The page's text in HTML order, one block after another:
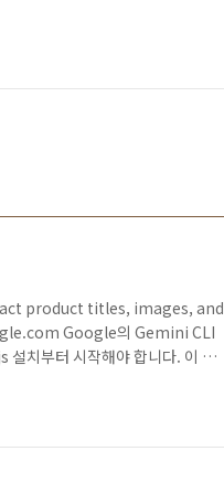
product titles, images, and
Google의 Gemini CLI
치부터 시작해야 합니다. 이 가
요구사항 확인Windows 7, 8,